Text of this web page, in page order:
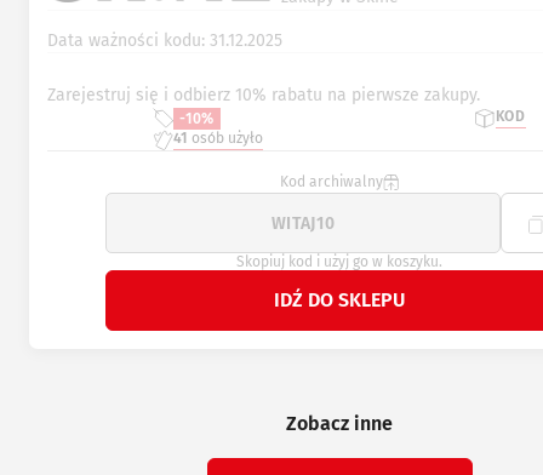
Data ważności kodu: 31.12.2025
-10%
41 osób użyło
KOD
Kod archiwalny
Skopiuj kod i użyj go w koszyku.
IDŹ DO SKLEPU
Zarejestruj się i odbierz 10% rabatu na pierwsze zakupy.
Zobacz inne